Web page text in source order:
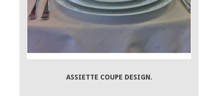
ASSIETTE COUPE DESIGN.